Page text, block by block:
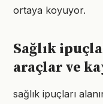
ortaya koyuyor.
Sağlık
araçlar ve
sağlık ipuçları